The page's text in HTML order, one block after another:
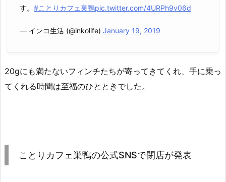
す。 #ことりカフェ巣鴨pic.twitter.com/4URPh9v06d
— インコ生活 (@inkolife) January 19, 2019
20gにも満たないフィンチたちが寄ってきてくれ、手に乗っ
てくれる時間は至福のひとときでした。
ことりカフェ巣鴨の公式SNSで閉店が発表